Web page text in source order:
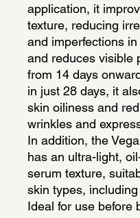
application, it
texture, reducing
and imperfections
and reduces visible
from 14 days
in just 28 days, it
skin oiliness and
wrinkles and
In addition, the
has an ultra-light,
serum texture,
skin types,
Ideal for use before